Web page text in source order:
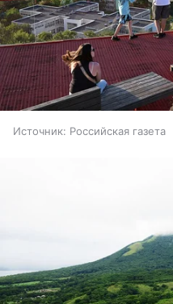
Источник: Российская газета